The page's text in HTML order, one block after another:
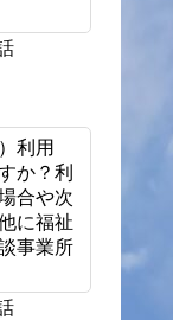
利用
か？利
合や次
に福祉
事業所